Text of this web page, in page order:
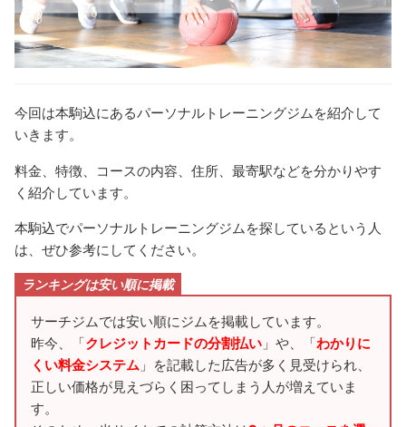
今回は本駒込にあるパーソナルトレーニングジムを紹介して
いきます。
料金、特徴、コースの内容、住所、最寄駅などを分かりやす
く紹介しています。
本駒込でパーソナルトレーニングジムを探しているという人
は、ぜひ参考にしてください。
ランキングは安い順に掲載
サーチジムでは安い順にジムを掲載しています。
昨今、「クレジットカードの分割払い 」や、「わかりに
くい料金システム 」を記載した広告が多く見受けられ、
正しい価格が見えづらく困ってしまう人が増えていま
す。